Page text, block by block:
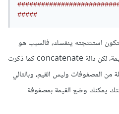
#####
استنتجته ينفسك، فالسبب هو
أنك تقوم بمحاولة ربط مصفوفة بقيمة، لكن دالة concatenate كما ذكرت
المصفوفات وليس القيم، وبالتالي
يمكنك وضع القيمة بمصفوفة